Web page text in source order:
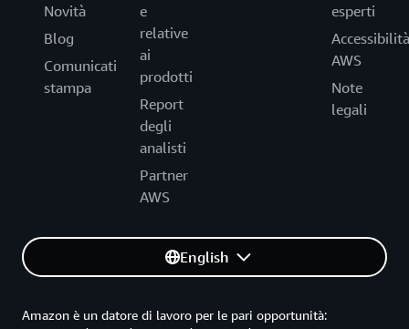
Novità
Blog
Comunicati
stampa
e
relative
ai
prodotti
Report
degli
analisti
Partner
AWS
esperti
Accessibilità
AWS
Note
legali
English
Amazon è un datore di lavoro per le pari opportunità: